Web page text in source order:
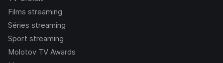
Films streaming
Séries streaming
Sport streaming
Molotov TV Awards